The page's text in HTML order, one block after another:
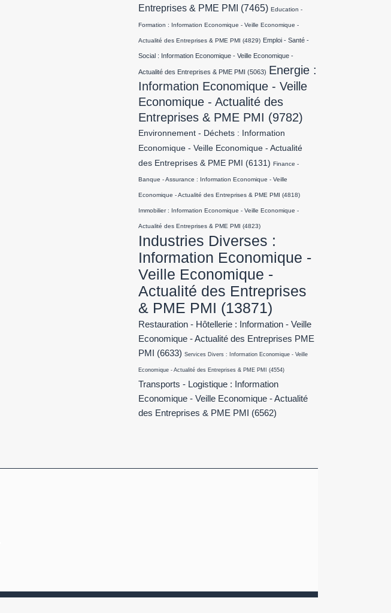
Entreprises & PME PMI (7465) Education -
Formation : Information Economique - Veille Economique -
Actualité des Entreprises & PME PMI (4829) Emploi - Santé -
Social : Information Economique - Veille Economique -
Actualité des Entreprises & PME PMI (5063) Energie :
Information Economique - Veille
Economique - Actualité des
Entreprises & PME PMI (9782)
Environnement - Déchets : Information
Economique - Veille Economique - Actualité
des Entreprises & PME PMI
(6131) Finance -
Banque - Assurance : Information Economique - Veille
Economique - Actualité des Entreprises & PME PMI (4818)
Immobilier : Information Economique - Veille Economique -
Actualité des Entreprises & PME PMI (4823)
Industries Diverses :
Information Economique -
Veille Economique -
Actualité des Entreprises
& PME PMI (13871)
Restauration - Hôtellerie : Information - Veille
Economique - Actualité des Entreprises PME
PMI
(6633) Services Divers : Information Economique - Veille
Economique - Actualité des Entreprises & PME PMI (4554)
Transports - Logistique : Information
Economique - Veille Economique - Actualité
des Entreprises & PME PMI
(6562)